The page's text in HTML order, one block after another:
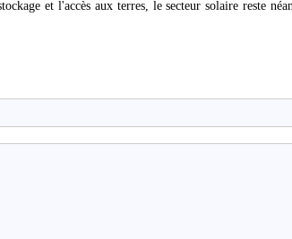
et l'accès aux terres, le secteur solaire reste